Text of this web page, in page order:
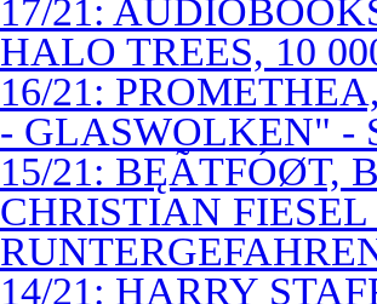
17/21:
HALO TREES, 10
16/21:
- GLASWOLKEN" -
15/21: BĘÃTFÓØT,
CHRISTIAN
14/21: HARRY